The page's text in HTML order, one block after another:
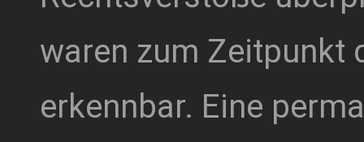
waren zum Zeitpunkt
erkennbar. Eine